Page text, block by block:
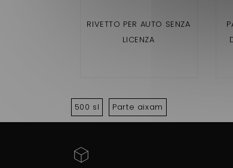
RIVETTO PER AUTO SENZA
LICENZA
500 sl Parte aixam